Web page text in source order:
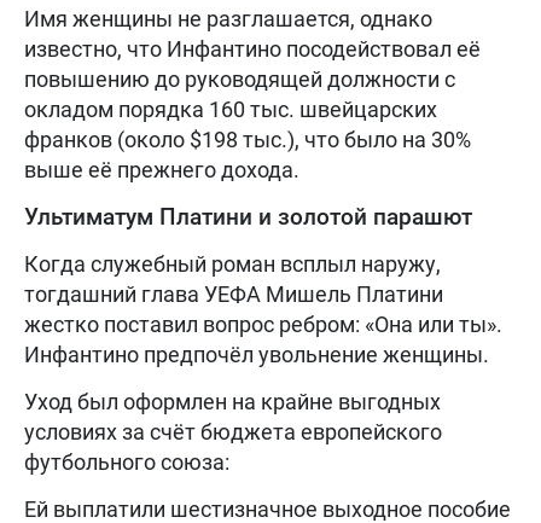
Имя женщины не разглашается, однако
известно, что Инфантино посодействовал её
повышению до руководящей должности с
окладом порядка 160 тыс. швейцарских
франков (около $198 тыс.), что было на 30%
выше её прежнего дохода.
Ультиматум Платини и золотой парашют
Когда служебный роман всплыл наружу,
тогдашний глава УЕФА Мишель Платини
жестко поставил вопрос ребром: «Она или ты».
Инфантино предпочёл увольнение женщины.
Уход был оформлен на крайне выгодных
условиях за счёт бюджета европейского
футбольного союза:
Ей выплатили шестизначное выходное пособие